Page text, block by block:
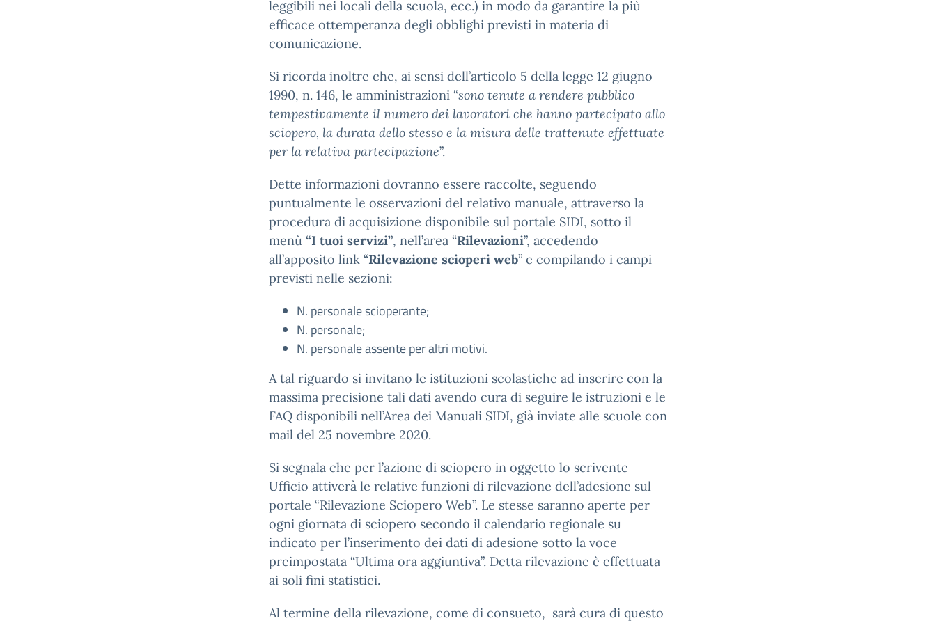
leggibili nei locali della scuola, ecc.) in modo da garantire la più
efficace ottemperanza degli obblighi previsti in materia di
comunicazione.
Si ricorda inoltre che, ai sensi dell’articolo 5 della legge 12 giugno
1990, n. 146, le amministrazioni “sono tenute a rendere pubblico
tempestivamente il numero dei lavoratori che hanno partecipato allo
sciopero, la durata dello stesso e la misura delle trattenute effettuate
per la relativa partecipazione”.
Dette informazioni dovranno essere raccolte, seguendo
puntualmente le osservazioni del relativo manuale, attraverso la
procedura di acquisizione disponibile sul portale SIDI, sotto il
menù “I tuoi servizi”, nell’area “Rilevazioni”, accedendo
all’apposito link “Rilevazione scioperi web” e compilando i campi
previsti nelle sezioni:
N. personale scioperante;
N. personale;
N. personale assente per altri motivi.
A tal riguardo si invitano le istituzioni scolastiche ad inserire con la
massima precisione tali dati avendo cura di seguire le istruzioni e le
FAQ disponibili nell’Area dei Manuali SIDI, già inviate alle scuole con
mail del 25 novembre 2020.
Si segnala che per l’azione di sciopero in oggetto lo scrivente
Ufficio attiverà le relative funzioni di rilevazione dell’adesione sul
portale “Rilevazione Sciopero Web”. Le stesse saranno aperte per
ogni giornata di sciopero secondo il calendario regionale su
indicato per l’inserimento dei dati di adesione sotto la voce
preimpostata “Ultima ora aggiuntiva”. Detta rilevazione è effettuata
ai soli fini statistici.
Al termine della rilevazione, come di consueto, sarà cura di questo